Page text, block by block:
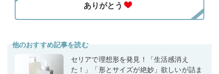
他のおすすめ記事を読む
セリアで理想形を発見！「生活感消え
た！」「形とサイズが絶妙」欲しいが詰ま